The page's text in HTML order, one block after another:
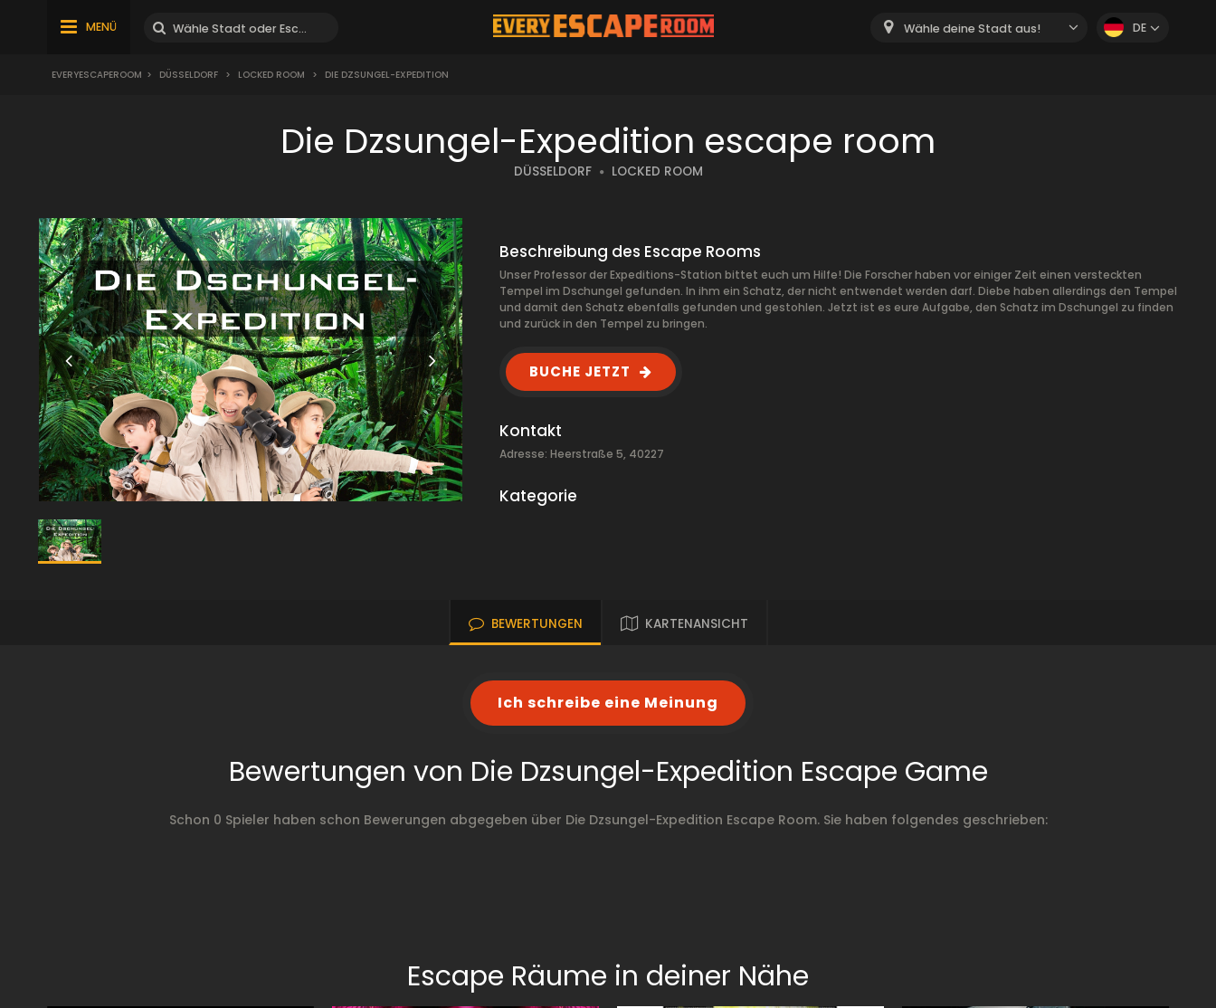
MENÜ Wähle deine Stadt aus! DE
EVERYESCAPEROOM > DÜSSELDORF > LOCKED ROOM > DIE DZSUNGEL-EXPEDITION
Die Dzsungel-Expedition escape room
DÜSSELDORF LOCKED ROOM
Beschreibung des Escape Rooms
Unser Professor der Expeditions-Station bittet euch um Hilfe! Die Forscher haben vor einiger Zeit einen versteckten
Tempel im Dschungel gefunden. In ihm ein Schatz, der nicht entwendet werden darf. Diebe haben allerdings den Tempel
und damit den Schatz ebenfalls gefunden und gestohlen. Jetzt ist es eure Aufgabe, den Schatz im Dschungel zu finden
und zurück in den Tempel zu bringen.
BUCHE JETZT
Kontakt
Adresse: Heerstraße 5, 40227
Kategorie
BEWERTUNGEN KARTENANSICHT
Ich schreibe eine Meinung
Bewertungen von Die Dzsungel-Expedition Escape Game
Schon 0 Spieler haben schon Bewerungen abgegeben über Die Dzsungel-Expedition Escape Room. Sie haben folgendes geschrieben:
Escape Räume in deiner Nähe